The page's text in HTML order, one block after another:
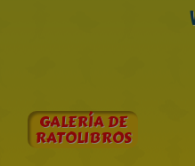
GALERÍA DE
RATOLIBROS